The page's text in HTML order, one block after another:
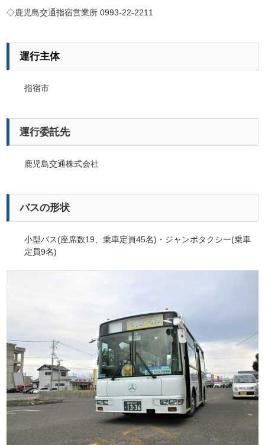
◇鹿児島交通指宿営業所 0993-22-2211
運行主体
指宿市
運行委託先
鹿児島交通株式会社
バスの形状
小型バス(座席数19、乗車定員45名)・ジャンボタクシー(乗車
定員9名)